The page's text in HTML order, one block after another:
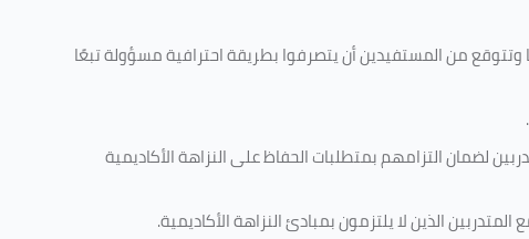
وتتوقع من المستفيدين أن يتصرفوا بطريقة احترافية مسؤولة تبعًا
لضمان التزامهم بمتطلبات الحفاظ على النزاهة الأكاديمية
الذين لا يلتزمون بمبادئ النزاهة الأكاديمية.